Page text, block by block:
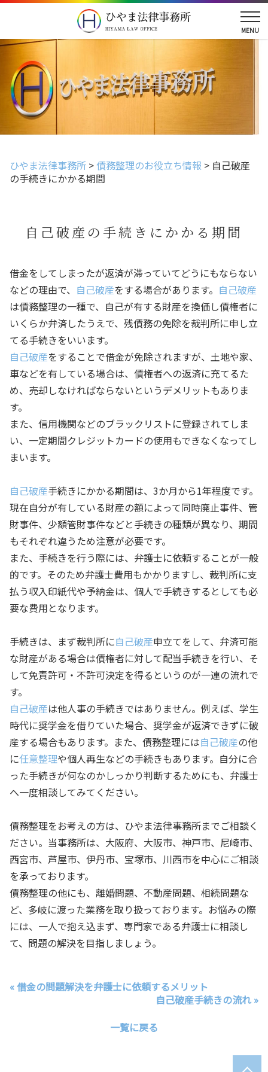
ひやま法律事務所 >債務整理のお役立ち情報 > 自己破産
の手続きにかかる期間
自己破産の手続きにかかる期間
借金をしてしまったが返済が滞っていてどうにもならない
などの理由で、 自己破産をする場合があります。 自己破産
は債務整理の一種で、自己が有する財産を換価し債権者に
いくらか弁済したうえで、残債務の免除を裁判所に申し立
てる手続きをいいます。
自己破産をすることで借金が免除されますが、土地や家、
車などを有している場合は、債権者への返済に充てるた
め、売却しなければならないというデメリットもありま
す。
また、信用機関などのブラックリストに登録されてしま
い、一定期間クレジットカードの使用もできなくなってし
まいます。
自己破産手続きにかかる期間は、3か月から1年程度です。
現在自分が有している財産の額によって同時廃止事件、管
財事件、少額管財事件などと手続きの種類が異なり、期間
もそれぞれ違うため注意が必要です。
また、手続きを行う際には、弁護士に依頼することが一般
的です。そのため弁護士費用もかかりますし、裁判所に支
払う収入印紙代や予納金は、個人で手続きするとしても必
要な費用となります。
手続きは、まず裁判所に自己破産申立てをして、弁済可能
な財産がある場合は債権者に対して配当手続きを行い、そ
して免責許可・不許可決定を得るというのが一連の流れで
す。
自己破産は他人事の手続きではありません。例えば、学生
時代に奨学金を借りていた場合、奨学金が返済できずに破
産する場合もあります。また、債務整理には自己破産の他
に任意整理や個人再生などの手続きもあります。自分に合
った手続きが何なのかしっかり判断するためにも、弁護士
へ一度相談してみてください。
債務整理をお考えの方は、ひやま法律事務所までご相談く
ださい。当事務所は、大阪府、大阪市、神戸市、尼崎市、
西宮市、芦屋市、伊丹市、宝塚市、川西市を中心にご相談
を承っております。
債務整理の他にも、離婚問題、不動産問題、相続問題な
ど、多岐に渡った業務を取り扱っております。お悩みの際
には、一人で抱え込まず、専門家である弁護士に相談し
て、問題の解決を目指しましょう。
« 借金の問題解決を弁護士に依頼するメリット
自己破産手続きの流れ »
一覧に戻る